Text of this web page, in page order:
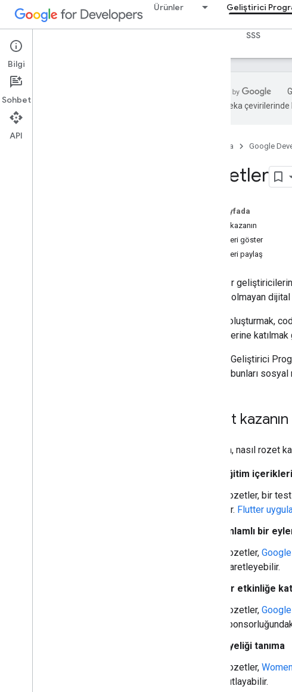
Ürünler Geliştirici
SSS
Geliştirici Programı'na genel bakış
Geliştirici Programı ile ilgili SSS
Yapay zeka
Ana Sayfa Google
Rozetler
Bu sayfada
Rozet kazanın
Rozetleri göster
Rozetleri paylaş
Rozetler
parasal olmayan
Hesap oluşturmak,
etkinliklerine
Google Geliştirici
halinde bunları
Rozet kazanın
Aşağıda, nasıl
Eğitim
Rozetler, bir
(ör. Flutter
Anlamlı bir
Rozetler,
işaretleyebilir.
Bir etkinliğe
Rozetler,
Üyeliği tanıma
Rozetler,
kutlayabilir.
Bilgi
Sohbet
API